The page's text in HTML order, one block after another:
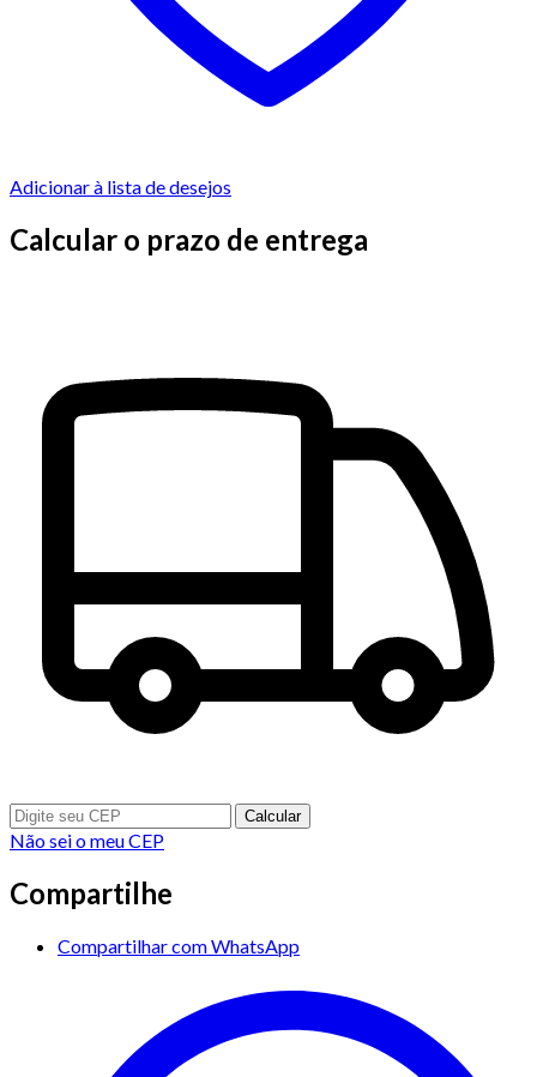
Adicionar à lista de desejos
Calcular o prazo de entrega
Calcular
Não sei o meu CEP
Compartilhe
Compartilhar com WhatsApp